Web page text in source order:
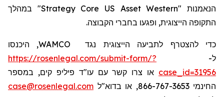
הנאמנות "Western
Asset
Core
Strategy" במהלך
התקופה הייצוגית, ופגעו בחברי הקבוצה.
כדי להצטרף לתביעה הייצוגית נגד WAMCO, היכנסו
ל- https://rosenlegal.com/submit-form/?
case_id=31956 או צרו קשר עם עו"ד פיליפ קים, במספר
החינמי 866-767-3653, או בדוא"ל
case@rosenlegal.com